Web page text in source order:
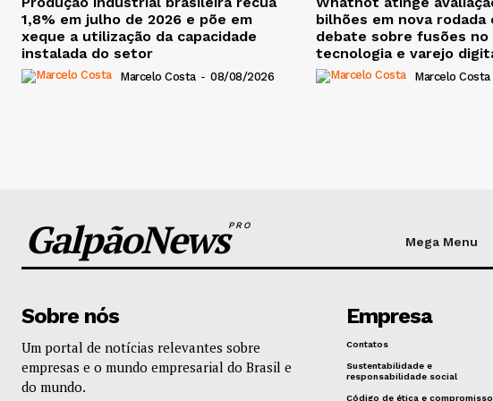
1,8% em julho de 2026 e põe em
xeque a utilização da capacidade
instalada do setor
Marcelo Costa - 08/08/2026
bilhões em nova rodada
debate sobre fusões
tecnologia e varejo
Marcelo Costa
GalpãoNewsPRO
Mega Menu
Sobre nós
Um portal de notícias relevantes sobre
empresas e o mundo empresarial do Brasil e
do mundo.
Empresa
Contatos
Sustentabilidade e
responsabilidade social
Código de ética e compromisso